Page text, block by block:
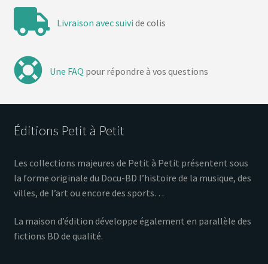
Livraison avec suivi de colis
Une FAQ pour répondre à vos questions
Éditions Petit à Petit
Les collections majeures de Petit à Petit présentent sous
la forme originale du Docu-BD l’histoire de la musique, des
villes, de l’art ou encore des sports…
La maison d’édition développe également en parallèle des
fictions BD de qualité.